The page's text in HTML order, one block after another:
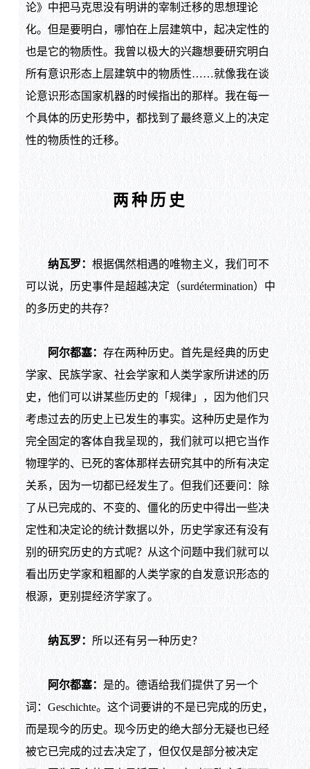
论》中把马克思没有明讲的宰制迁移的思想理论
化。但是要明白，哪怕在上层建筑中，起决定性的
也是它的物质性。我曾以极大的兴趣想要研究明白
所有意识形态上层建筑中的物质性……就像我在谈
论意识形态国家机器的时候指出的那样。我在每一
个具体的历史形势中，都找到了最终意义上的决定
性的物质性的迁移。
两种历史
纳瓦罗： 根据偶然相遇的唯物主义，我们可不
可以说，历史事件是超越决定（surdétermination）中
的多历史的共存？
阿尔都塞： 存在两种历史。首先是经典的历史
学家、民族学家、社会学家和人类学家所讲述的历
史，他们可以讲某些历史的「规律」，因为他们只
考虑过去的历史上已发生的事实。这种历史是作为
完全固定的客体自我呈现的，我们就可以把它当作
物理学的、已死的客体那样去研究其中的所有决定
关系，因为一切都已经发生了。但我们还要问：除
了从已完成的、不变的、僵化的历史中得出一些决
定性和决定论的统计数据以外，历史学家还有没有
别的研究历史的方式呢？从这个问题中我们就可以
看出历史学家和粗鄙的人类学家的自发意识形态的
根源，更别提经济学家了。
纳瓦罗： 所以还有另一种历史？
阿尔都塞： 是的。德语给我们提供了另一个
词：Geschichte。这个词要讲的不是已完成的历史，
而是现今的历史。现今历史的绝大部分无疑也已经
被它已完成的过去决定了，但仅仅是部分被决定